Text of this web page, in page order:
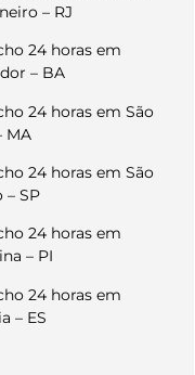
– RJ
24 horas em
– BA
24 horas em São
MA
24 horas em São
– SP
24 horas em
– PI
24 horas em
– ES